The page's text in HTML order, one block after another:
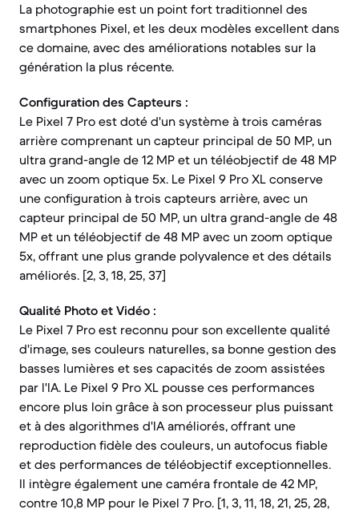
La photographie est un point fort traditionnel des
smartphones Pixel, et les deux modèles excellent dans
ce domaine, avec des améliorations notables sur la
génération la plus récente.
Configuration des Capteurs :
Le Pixel 7 Pro est doté d'un système à trois caméras
arrière comprenant un capteur principal de 50 MP, un
ultra grand-angle de 12 MP et un téléobjectif de 48 MP
avec un zoom optique 5x. Le Pixel 9 Pro XL conserve
une configuration à trois capteurs arrière, avec un
capteur principal de 50 MP, un ultra grand-angle de 48
MP et un téléobjectif de 48 MP avec un zoom optique
5x, offrant une plus grande polyvalence et des détails
améliorés. [2, 3, 18, 25, 37]
Qualité Photo et Vidéo :
Le Pixel 7 Pro est reconnu pour son excellente qualité
d'image, ses couleurs naturelles, sa bonne gestion des
basses lumières et ses capacités de zoom assistées
par l'IA. Le Pixel 9 Pro XL pousse ces performances
encore plus loin grâce à son processeur plus puissant
et à des algorithmes d'IA améliorés, offrant une
reproduction fidèle des couleurs, un autofocus fiable
et des performances de téléobjectif exceptionnelles.
Il intègre également une caméra frontale de 42 MP,
contre 10,8 MP pour le Pixel 7 Pro. [1, 3, 11, 18, 21, 25, 28,